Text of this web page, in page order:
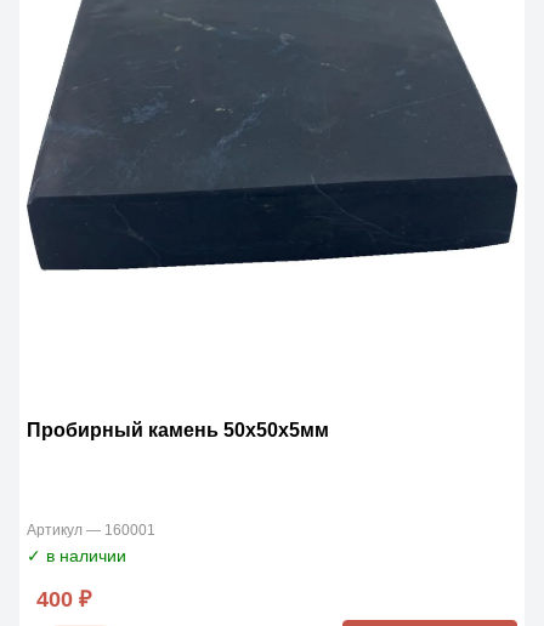
Пробирный камень 50х50х5мм
Артикул — 160001
✓ в наличии
400 ₽